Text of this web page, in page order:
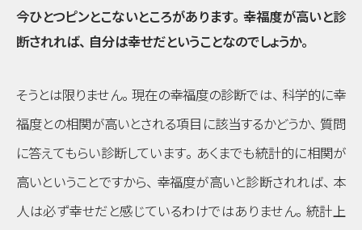
今ひとつピンとこないところがあります。 幸福度が高いと診
断されれば、 自分は幸せだということなのでしょうか。
そうとは限りません。 現在の幸福度の診断では、 科学的に幸
福度との相関が高いとされる項目に該当するかどうか、 質問
に答えてもらい診断しています。 あくまでも統計的に相関が
高いということですから、 幸福度が高いと診断されれば、 本
人は必ず幸せだと感じているわけではありません。 統計上